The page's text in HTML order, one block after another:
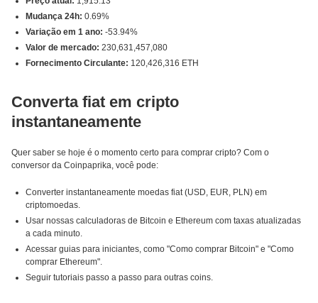
Mudança 24h: 0.69%
Variação em 1 ano: -53.94%
Valor de mercado: 230,631,457,080
Fornecimento Circulante: 120,426,316 ETH
Converta fiat em cripto
instantaneamente
Quer saber se hoje é o momento certo para comprar cripto? Com o
conversor da Coinpaprika, você pode:
Converter instantaneamente moedas fiat (USD, EUR, PLN) em
criptomoedas.
Usar nossas calculadoras de Bitcoin e Ethereum com taxas atualizadas
a cada minuto.
Acessar guias para iniciantes, como "Como comprar Bitcoin" e "Como
comprar Ethereum".
Seguir tutoriais passo a passo para outras coins.